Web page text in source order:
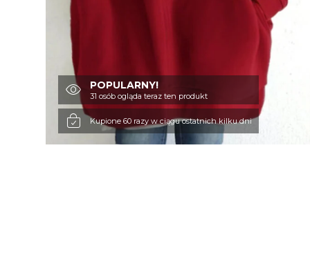
POPULARNY!
31 osób ogląda teraz ten produkt
Kupione 60 razy w ciągu ostatnich kilku dni